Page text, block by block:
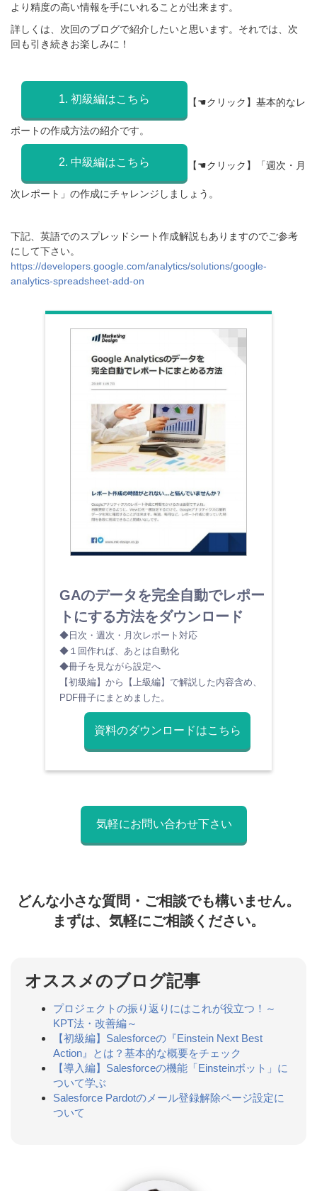
より精度の高い情報を手にいれることが出来ます。
詳しくは、次回のブログで紹介したいと思います。それでは、 次
回も引き続きお楽しみに！
1. 初級編はこちら 【☚クリック】基本的なレ
ポートの作成方法の紹介です。
2. 中級編はこちら 【☚クリック】「週次・月
次レポート」の作成にチャレンジしましょう。
下記、英語でのスプレッドシート作成解説もありますのでご参考
にして下さい。
https://developers.google.com/analytics/solutions/google-
analytics-spreadsheet-add-on
GAのデータを完全自動でレポー
トにする方法をダウンロード
◆日次・週次・月次レポート対応
◆１回作れば、あとは自動化
◆冊子を見ながら設定へ
【初級編】から【上級編】で解説した内容含め、
PDF冊子にまとめました。
資料のダウンロードはこちら
気軽にお問い合わせ下さい
どんな小さな質問・ご相談でも構いません。
まずは、気軽にご相談ください。
オススメのブログ記事
プロジェクトの振り返りにはこれが役立つ！～
KPT法・改善編～
【初級編】Salesforceの『Einstein Next Best
Action』とは？基本的な概要をチェック
【導入編】Salesforceの機能「Einsteinボット」に
ついて学ぶ
Salesforce Pardotのメール登録解除ページ設定に
ついて